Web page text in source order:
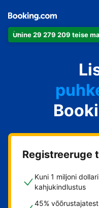
Ühine 29 279 209 teise
Registreeruge
Kuni 1 miljoni
kahjukindlustus
45%